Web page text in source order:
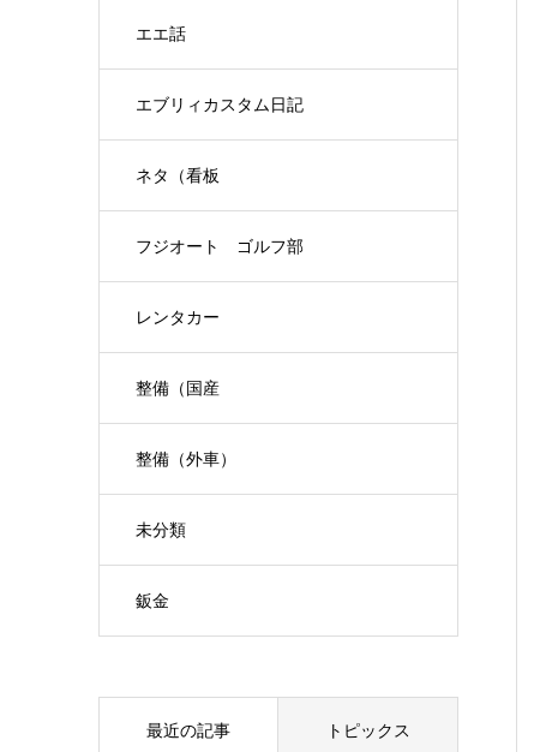
エエ話
エブリィカスタム日記
ネタ（看板
フジオート ゴルフ部
レンタカー
整備（国産
整備（外車）
未分類
鈑金
最近の記事 トピックス